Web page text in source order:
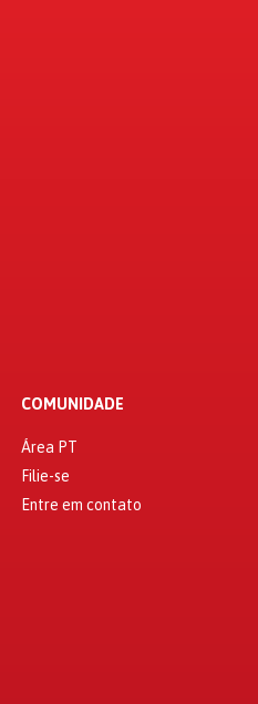
COMUNIDADE
Área PT
Filie-se
Entre em contato